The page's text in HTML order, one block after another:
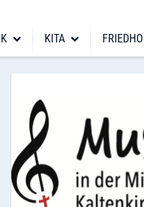
Kirchenmusik
KITA
KiTa
KiTa Fröbelweg
KiTa Himmelszelt
An(ge)dacht
Chronik
Kirchengeschichte(n)
Downloads & Links
Kontakt